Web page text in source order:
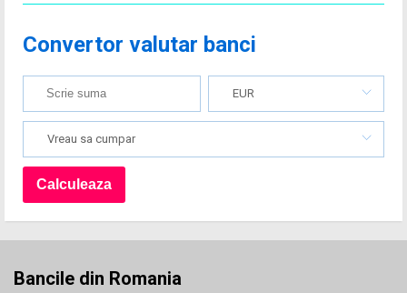
Convertor valutar banci
EUR
Vreau sa cumpar
Bancile din Romania